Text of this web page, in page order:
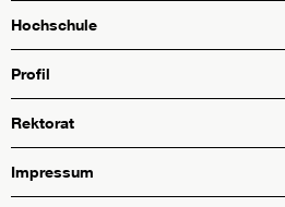
Hochschule
Profil
Rektorat
Impressum